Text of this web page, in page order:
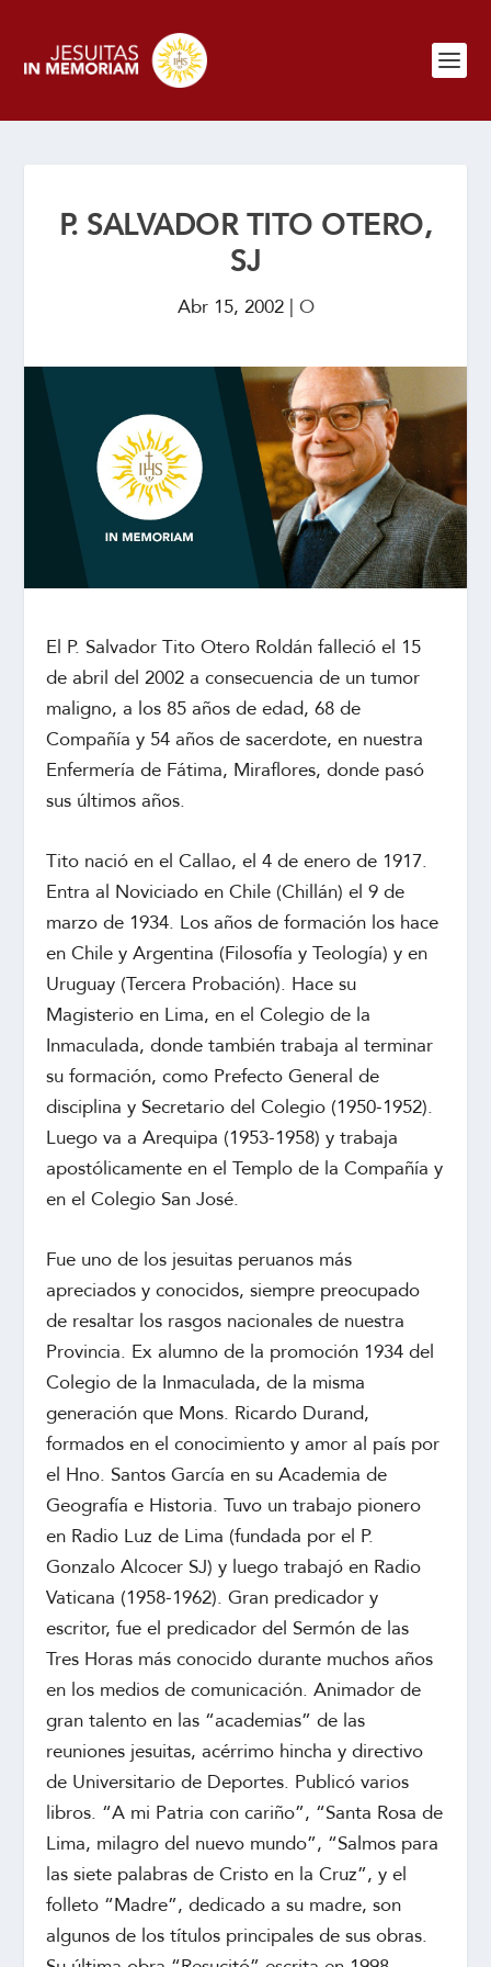
P. SALVADOR TITO OTERO,
SJ
Abr 15, 2002| O
El P. Salvador Tito Otero Roldán falleció el 15
de abril del 2002 a consecuencia de un tumor
maligno, a los 85 años de edad, 68 de
Compañía y 54 años de sacerdote, en nuestra
Enfermería de Fátima, Miraflores, donde pasó
sus últimos años.
Tito nació en el Callao, el 4 de enero de 1917.
Entra al Noviciado en Chile (Chillán) el 9 de
marzo de 1934. Los años de formación los hace
en Chile y Argentina (Filosofía y Teología) y en
Uruguay (Tercera Probación). Hace su
Magisterio en Lima, en el Colegio de la
Inmaculada, donde también trabaja al terminar
su formación, como Prefecto General de
disciplina y Secretario del Colegio (1950-1952).
Luego va a Arequipa (1953-1958) y trabaja
apostólicamente en el Templo de la Compañía y
en el Colegio San José.
Fue uno de los jesuitas peruanos más
apreciados y conocidos, siempre preocupado
de resaltar los rasgos nacionales de nuestra
Provincia. Ex alumno de la promoción 1934 del
Colegio de la Inmaculada, de la misma
generación que Mons. Ricardo Durand,
formados en el conocimiento y amor al país por
el Hno. Santos García en su Academia de
Geografía e Historia. Tuvo un trabajo pionero
en Radio Luz de Lima (fundada por el P.
Gonzalo Alcocer SJ) y luego trabajó en Radio
Vaticana (1958-1962). Gran predicador y
escritor, fue el predicador del Sermón de las
Tres Horas más conocido durante muchos años
en los medios de comunicación. Animador de
gran talento en las “academias” de las
reuniones jesuitas, acérrimo hincha y directivo
de Universitario de Deportes. Publicó varios
libros. “A mi Patria con cariño”, “Santa Rosa de
Lima, milagro del nuevo mundo”, “Salmos para
las siete palabras de Cristo en la Cruz”, y el
folleto “Madre”, dedicado a su madre, son
algunos de los títulos principales de sus obras.